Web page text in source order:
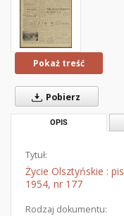
Pokaż treść
Pobierz
OPIS
Tytuł:
Życie Olsztyńskie :
1954, nr 177
Rodzaj dokumentu: